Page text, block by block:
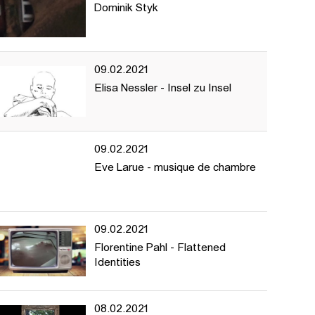
Dominik Styk
09.02.2021
Elisa Nessler - Insel zu Insel
09.02.2021
Eve Larue - musique de chambre
09.02.2021
Florentine Pahl - Flattened
Identities
08.02.2021